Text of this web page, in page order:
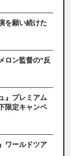
を願い続けた
ロン監督の“反
』プレミアム
限定キャンペ
ワールドツア